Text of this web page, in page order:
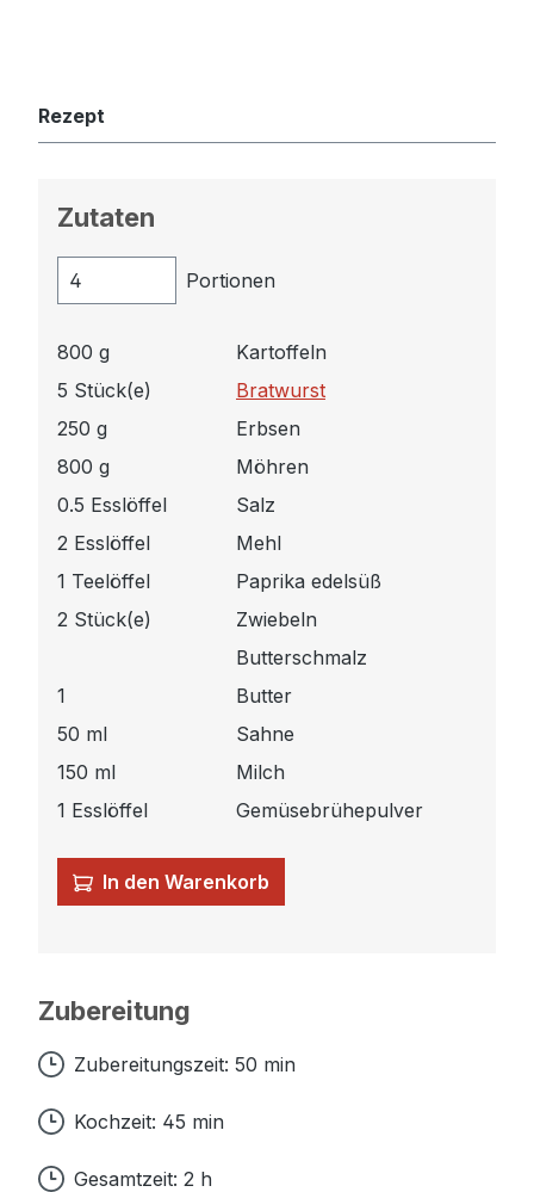
Rezept
Zutaten
Portionen
800 g
Kartoffeln
5 Stück(e)
Bratwurst
250 g
Erbsen
800 g
Möhren
0.5 Esslöffel
Salz
2 Esslöffel
Mehl
1 Teelöffel
Paprika edelsüß
2 Stück(e)
Zwiebeln
Butterschmalz
1
Butter
50 ml
Sahne
150 ml
Milch
1 Esslöffel
Gemüsebrühepulver
In den Warenkorb
Zubereitung
Zubereitungszeit: 50 min
Kochzeit: 45 min
Gesamtzeit: 2 h